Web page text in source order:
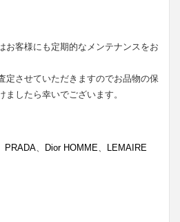
お客様にも定期的なメンテナンスをお
定させていただきますのでお品物の保
したら幸いでございます。
PRADA、 Dior HOMME、 LEMAIRE